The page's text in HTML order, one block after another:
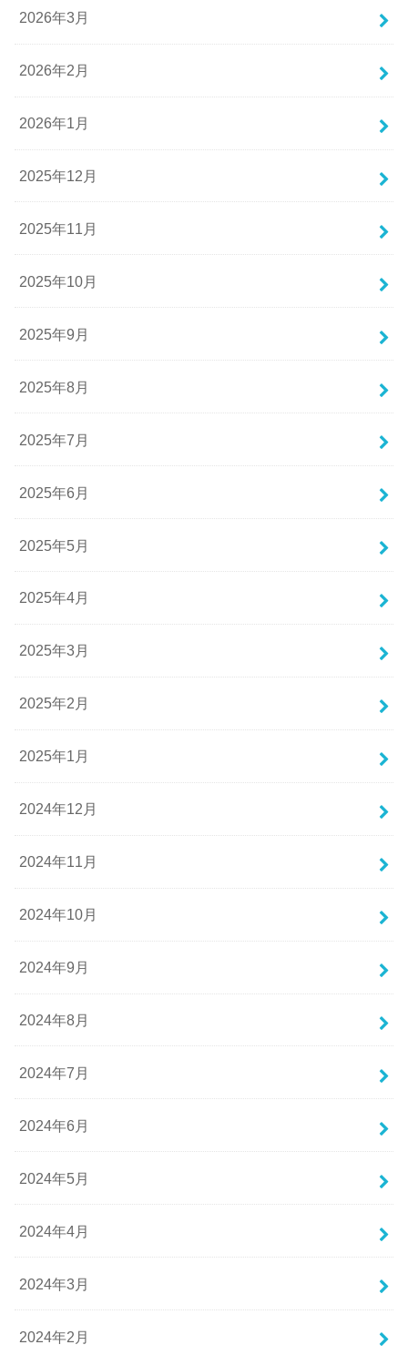
2026年3月
2026年2月
2026年1月
2025年12月
2025年11月
2025年10月
2025年9月
2025年8月
2025年7月
2025年6月
2025年5月
2025年4月
2025年3月
2025年2月
2025年1月
2024年12月
2024年11月
2024年10月
2024年9月
2024年8月
2024年7月
2024年6月
2024年5月
2024年4月
2024年3月
2024年2月